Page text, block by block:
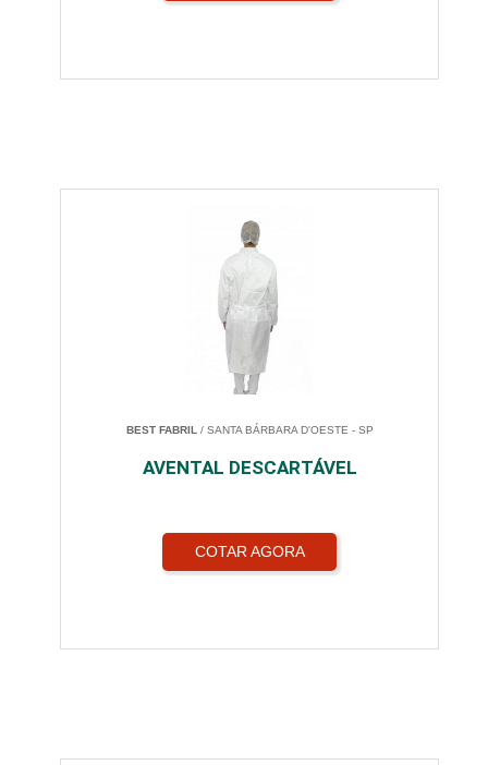
BEST FABRIL / SANTA BÁRBARA D'OESTE - SP
AVENTAL DESCARTÁVEL
COTAR AGORA